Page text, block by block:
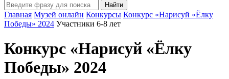
Главная Музей онлайн Конкурсы Конкурс «Нарисуй «Ёлку
Победы» 2024 Участники 6-8 лет
Конкурс «Нарисуй «Ёлку
Победы» 2024